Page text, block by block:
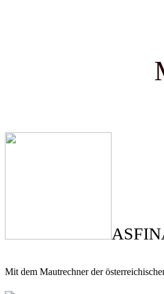
Mit dem Mautrechner der